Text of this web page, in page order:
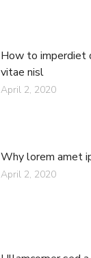
How to imperdiet
vitae nisl
April 2, 2020
Why lorem amet
April 2, 2020